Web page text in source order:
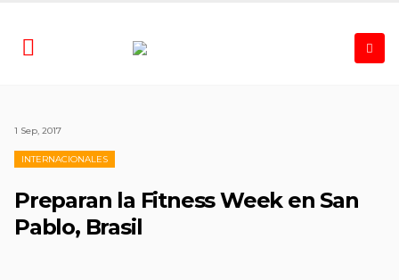
1 Sep, 2017
INTERNACIONALES
Preparan la Fitness Week en San
Pablo, Brasil